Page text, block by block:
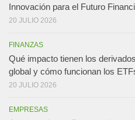
Innovación para el Futuro
20 JULIO 2026
FINANZAS
Qué impacto tienen los
global y cómo funcionan los
20 JULIO 2026
EMPRESAS